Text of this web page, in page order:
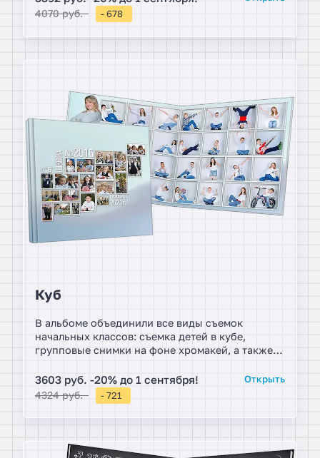
Условие для альбома, дети фотографируются в
классическом стиле. Фотоальбомы в винтажном
стиле.
4070 руб. - 678
Куб
В альбоме объединили все виды съемок
начальных классов: съемка детей в кубе,
групповые снимки на фоне хромакей, а также
Холлебена съемка с верхней точки.
Минимальный дизайн был выбран для того,
чтобы максимально насладиться потрясающими
работами наших фотографов.
3603 руб. -20% до 1 сентября!
4324 руб. - 721
Открыть